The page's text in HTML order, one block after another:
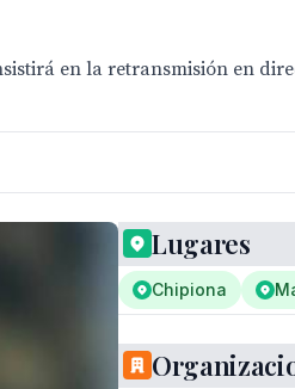
en la retransmisión en
Lugares
Chipiona